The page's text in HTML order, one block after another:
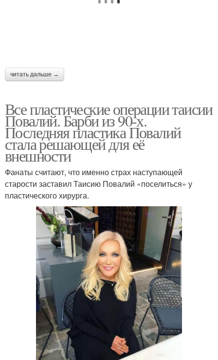
читать дальше →
Все пластические операции таисии
Повалий. Барби из 90-х.
Последняя пластика Повалий
стала решающей для её
внешности
Фанаты считают, что именно страх наступающей
старости заставил Таисию Повалий «поселиться» у
пластического хирурга.